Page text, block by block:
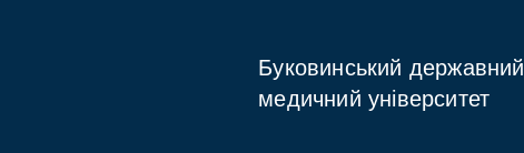
Буковинський державний
медичний університет